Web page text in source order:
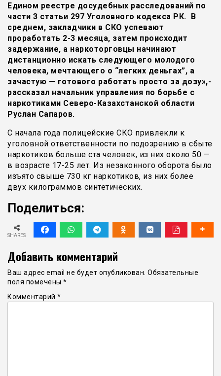
Едином реестре досудебных расследований по
части 3 статьи 297 Уголовного кодекса РК. В
среднем, закладчики в СКО успевают
проработать 2-3 месяца, затем происходит
задержание, а наркоторговцы начинают
дистанционно искать следующего молодого
человека, мечтающего о “легких деньгах”, а
зачастую — готового работать просто за дозу»,-
рассказал начальник управления по борьбе с
наркотиками Северо-Казахстанской области
Руслан Сапаров.
С начала года полицейские СКО привлекли к
уголовной ответственности по подозрению в сбыте
наркотиков больше ста человек, из них около 50 —
в возрасте 17-25 лет. Из незаконного оборота было
изъято свыше 730 кг наркотиков, из них более
двух килограммов синтетических.
Поделиться:
SHARES
Добавить комментарий
Ваш адрес email не будет опубликован. Обязательные
поля помечены *
Комментарий *